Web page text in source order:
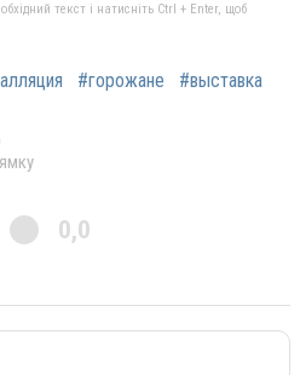
текст і натисніть Ctrl + Enter, щоб
#горожане #выставка
0,0